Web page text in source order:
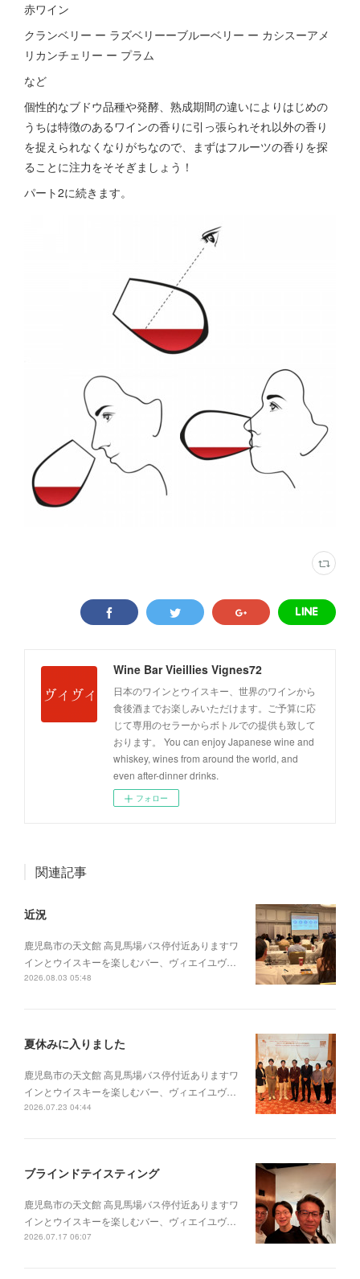
赤ワイン
クランベリー ー ラズベリーーブルーベリー ー カシスーアメ
リカンチェリー ー プラム
など
個性的なブドウ品種や発酵、熟成期間の違いによりはじめの
うちは特徴のあるワインの香りに引っ張られそれ以外の香り
を捉えられなくなりがちなので、まずはフルーツの香りを探
ることに注力をそそぎましょう！
パート2に続きます。
Wine Bar Vieillies Vignes72
日本のワインとウイスキー、世界のワインから
食後酒までお楽しみいただけます。ご予算に応
じて専用のセラーからボトルでの提供も致して
おります。 You can enjoy Japanese wine and
whiskey, wines from around the world, and
even after-dinner drinks.
フォロー
関連記事
近況
鹿児島市の天文館 高見馬場バス停付近ありますワ
インとウイスキーを楽しむバー、ヴィエイユヴ…
2026.08.03 05:48
夏休みに入りました
鹿児島市の天文館 高見馬場バス停付近ありますワ
インとウイスキーを楽しむバー、ヴィエイユヴ…
2026.07.23 04:44
ブラインドテイスティング
鹿児島市の天文館 高見馬場バス停付近ありますワ
インとウイスキーを楽しむバー、ヴィエイユヴ…
2026.07.17 06:07